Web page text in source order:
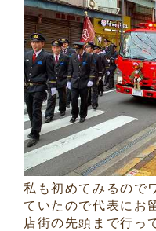
私も初めてみるので
ていたので代表にお
店街の先頭まで行っ